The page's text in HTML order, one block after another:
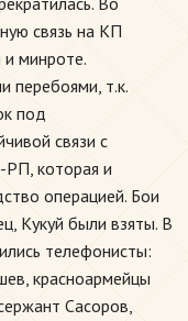
связь на КП
и минроте.
перебоями, т.к.
под
связи с
РП, которая и
операцией. Бои
Кукуй были взяты. В
телефонисты:
красноармейцы
Сасоров,